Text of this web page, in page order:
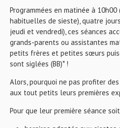
Programmées en matinée à
habituelles de sieste), quatre
jeudi et vendredi), ces séances
grands-parents ou assistantes
petits frères et petites sœurs
sont siglées (BB)* !
Alors, pourquoi ne pas profiter
aux tout petits leurs premières
Pour que leur première séance